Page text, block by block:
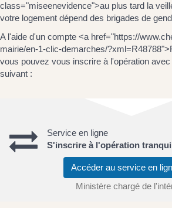
class="miseenevidence">au plus tard la
votre logement dépend des brigades de
A l'aide d'un compte <a href="https://
mairie/en-1-clic-demarches/
vous pouvez vous inscrire à l'opération
suivant :
Service en ligne
S'inscrire à l'opération
Accéder au service en
Ministère chargé de